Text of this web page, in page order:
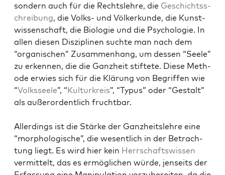
son­dern auch für die Recht­slehre, die Geschichtss­
chrei­bung, die Volks- und Völk­erkunde, die Kunst­
wissenschaft, die Biolo­gie und die Psy­cholo­gie. In
allen diesen Diszi­plinen suchte man nach dem
“organ­is­chen” Zusam­men­hang, um dessen “Seele”
zu erken­nen, die die Ganzheit stiftete. Diese Meth­
ode erwies sich für die Klärung von Begrif­f­en wie
“Volksseele”, “Kul­turkreis”, “Typus” oder “Gestalt”
als außeror­dentlich frucht­bar.
Allerd­ings ist die Stärke der Ganzheit­slehre eine
“mor­phol­o­gis­che”, die wesentlich in der Betra­ch­
tung liegt. Es wird hier kein Herrschaftswis­sen
ver­mit­telt, das es ermöglichen würde, jen­seits der